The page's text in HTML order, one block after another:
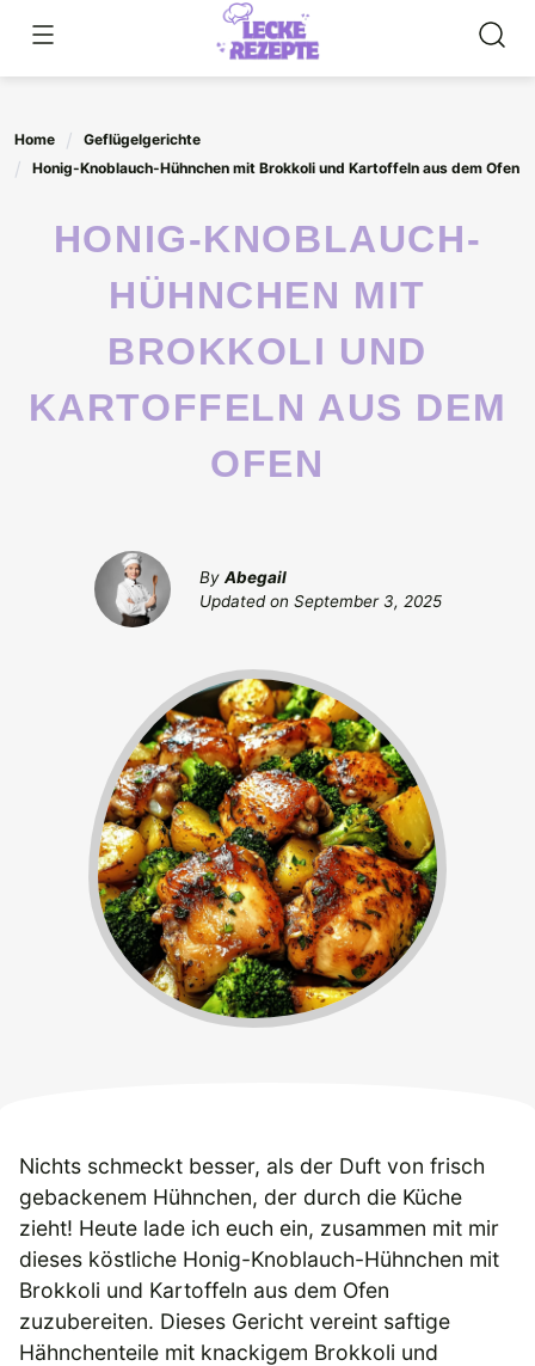
content
Home
Geflügelgerichte
Honig-Knoblauch-Hühnchen mit Brokkoli und Kartoffeln aus dem Ofen
HONIG-KNOBLAUCH-
HÜHNCHEN MIT
BROKKOLI UND
KARTOFFELN AUS DEM
OFEN
By Abegail
Updated on September 3, 2025
Nichts schmeckt besser, als der Duft von frisch
gebackenem Hühnchen, der durch die Küche
zieht! Heute lade ich euch ein, zusammen mit mir
dieses köstliche Honig-Knoblauch-Hühnchen mit
Brokkoli und Kartoffeln aus dem Ofen
zuzubereiten. Dieses Gericht vereint saftige
Hähnchenteile mit knackigem Brokkoli und